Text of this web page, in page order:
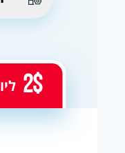
2$